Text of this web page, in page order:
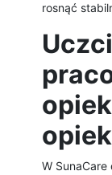
rosnąć
W